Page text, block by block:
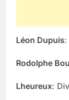
Léon Dupuis:
Rodolphe
Lheureux: